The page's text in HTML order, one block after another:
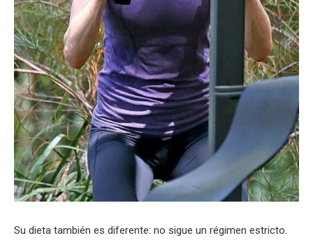
Su dieta también es diferente: no sigue un régimen estricto.